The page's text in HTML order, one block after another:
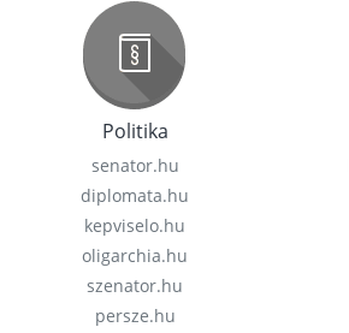
Politika
senator.hu
diplomata.hu
kepviselo.hu
oligarchia.hu
szenator.hu
persze.hu